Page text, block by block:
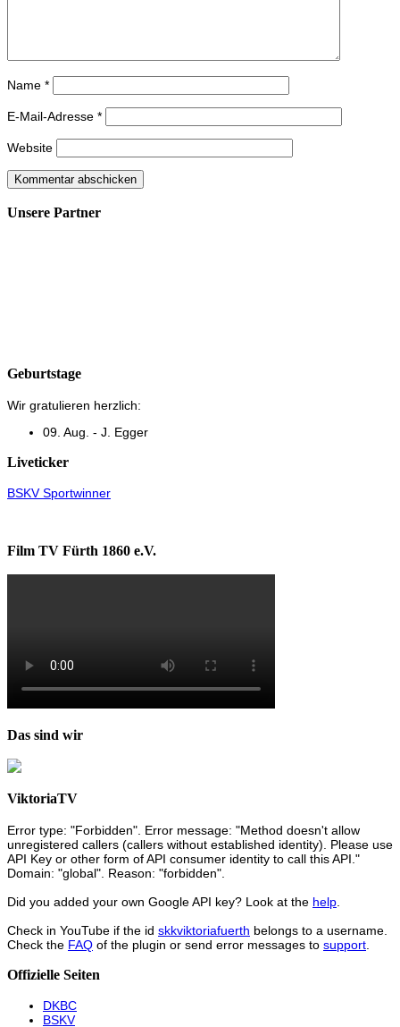
Name *
E-Mail-Adresse *
Website
Unsere Partner
Geburtstage
Wir gratulieren herzlich:
09. Aug. - J. Egger
Liveticker
BSKV Sportwinner
Film TV Fürth 1860 e.V.
Das sind wir
ViktoriaTV
Error type: "Forbidden". Error message: "Method doesn't allow
unregistered callers (callers without established identity). Please use
API Key or other form of API consumer identity to call this API."
Domain: "global". Reason: "forbidden".
Did you added your own Google API key? Look at the help
Check in YouTube if the id skkviktoriafuerth belongs to a username.
Check the FAQ of the plugin or send error messages to support
Offizielle Seiten
DKBC
BSKV